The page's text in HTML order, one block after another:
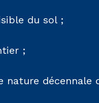
du sol ;
;
nature décennale